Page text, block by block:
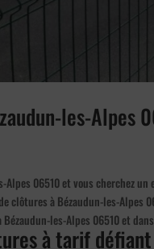
les-Alpes
Alpes 06510 et vous cherchez
clôtures à Bézaudun-les-Alpes
les-Alpes 06510 et
à tarif